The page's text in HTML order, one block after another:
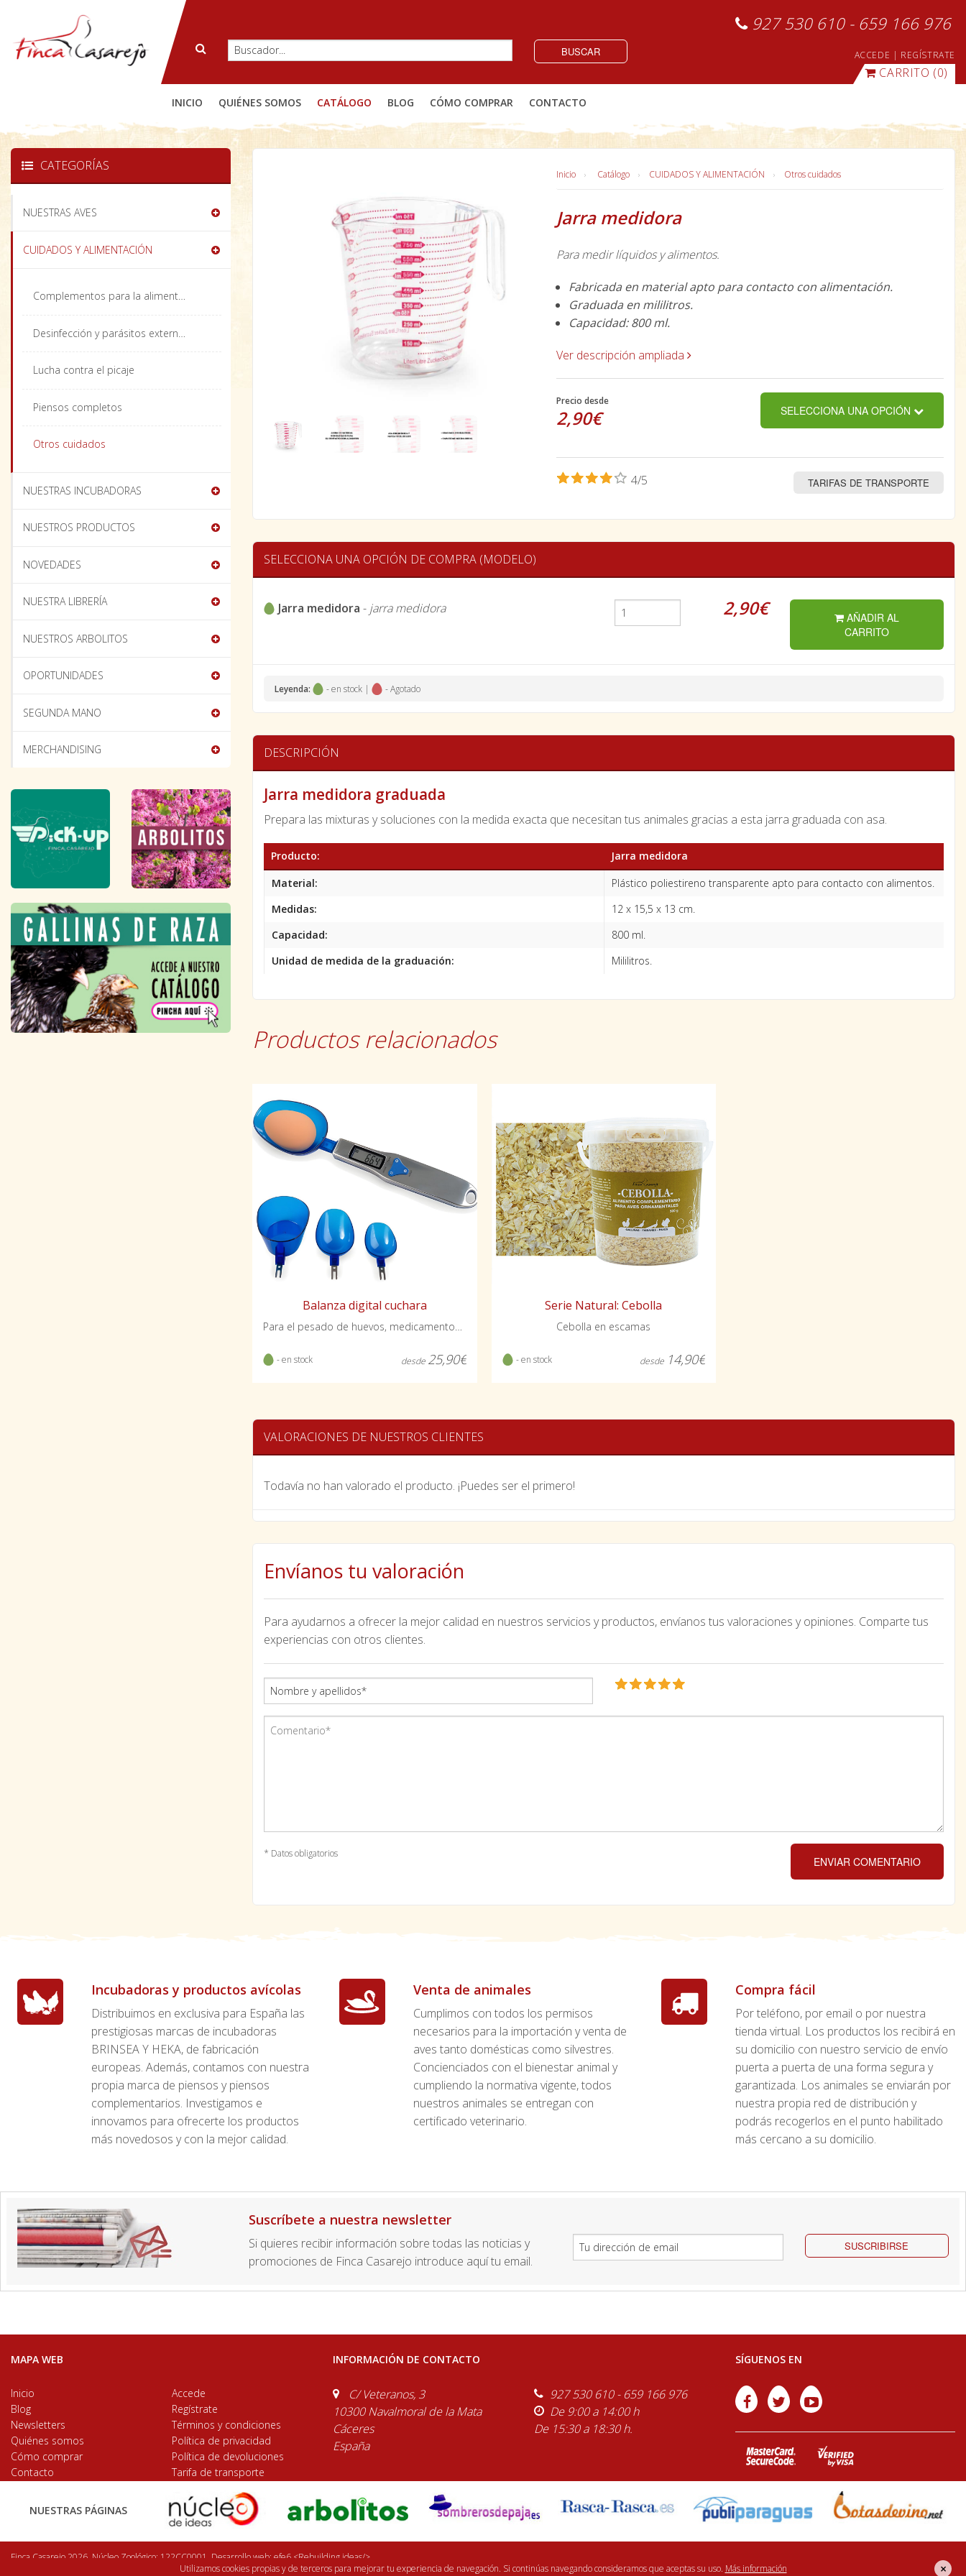
Utilizamos cookies propias y de terceros para mejorar tu experiencia de navegación. Si continúas navegando consideramos que aceptas su uso. Más información ×
927 530 610 - 659 166 976
BUSCAR ACCEDE | REGÍSTRATE
CARRITO (0)
INICIO QUIÉNES SOMOS CATÁLOGO BLOG CÓMO COMPRAR CONTACTO
Inicio Catálogo CUIDADOS Y ALIMENTACIÓN Otros cuidados
Jarra medidora
Para medir líquidos y alimentos.
Fabricada en material apto para contacto con alimentación.
Graduada en mililitros.
Capacidad: 800 ml.
Ver descripción ampliada
Precio desde
2,90€ SELECCIONA UNA OPCIÓN
4/5 TARIFAS DE TRANSPORTE
SELECCIONA UNA OPCIÓN DE COMPRA (MODELO)
Jarra medidora - jarra medidora 2,90€
AÑADIR AL
CARRITO
Leyenda: - en stock | - Agotado
DESCRIPCIÓN
Jarra medidora graduada
Prepara las mixturas y soluciones con la medida exacta que necesitan tus animales gracias a esta jarra graduada con asa.
Producto:
Jarra medidora
Material:
Plástico poliestireno transparente apto para contacto con alimentos.
Medidas:
12 x 15,5 x 13 cm.
Capacidad:
800 ml.
Unidad de medida de la graduación:
Mililitros.
Productos relacionados
Balanza digital cuchara
- en stock desde 25,90€
Serie Natural: Cebolla
Cebolla en escamas
- en stock desde 14,90€
VALORACIONES DE NUESTROS CLIENTES
Todavía no han valorado el producto. ¡Puedes ser el primero!
Envíanos tu valoración
Para ayudarnos a ofrecer la mejor calidad en nuestros servicios y productos, envíanos tus valoraciones y opiniones. Comparte tus
experiencias con otros clientes.
* Datos obligatorios
ENVIAR COMENTARIO
CATEGORÍAS
NUESTRAS AVES
CUIDADOS Y ALIMENTACIÓN
Complementos para la alimentación
Desinfección y parásitos externos
Lucha contra el picaje
Piensos completos
Otros cuidados
NUESTRAS INCUBADORAS
NUESTROS PRODUCTOS
NOVEDADES
NUESTRA LIBRERÍA
NUESTROS ARBOLITOS
OPORTUNIDADES
SEGUNDA MANO
MERCHANDISING
Incubadoras y productos avícolas
Distribuimos en exclusiva para España las
prestigiosas marcas de incubadoras
BRINSEA Y HEKA, de fabricación
europeas. Además, contamos con nuestra
propia marca de piensos y piensos
complementarios. Investigamos e
innovamos para ofrecerte los productos
más novedosos y con la mejor calidad.
Venta de animales
Cumplimos con todos los permisos
necesarios para la importación y venta de
aves tanto domésticas como silvestres.
Concienciados con el bienestar animal y
cumpliendo la normativa vigente, todos
nuestros animales se entregan con
certificado veterinario.
Compra fácil
Por teléfono, por email o por nuestra
tienda virtual. Los productos los recibirá en
su domicilio con nuestro servicio de envío
puerta a puerta de una forma segura y
garantizada. Los animales se enviarán por
nuestra propia red de distribución y
podrás recogerlos en el punto habilitado
más cercano a su domicilio.
Suscríbete a nuestra newsletter
Si quieres recibir información sobre todas las noticias y
promociones de Finca Casarejo introduce aquí tu email.
SUSCRIBIRSE
MAPA WEB
Inicio
Blog
Newsletters
Quiénes somos
Cómo comprar
Contacto
Accede
Regístrate
Términos y condiciones
Política de privacidad
Política de devoluciones
Tarifa de transporte
INFORMACIÓN DE CONTACTO
C/ Veteranos, 3
10300 Navalmoral de la Mata
Cáceres
España
927 530 610 - 659 166 976
De 9:00 a 14:00 h
De 15:30 a 18:30 h.
SÍGUENOS EN
NUESTRAS PÁGINAS
Finca Casarejo 2026. Núcleo Zoológico: 122CC0001. Desarrollo web: efe6 <Rebuilding ideas/>